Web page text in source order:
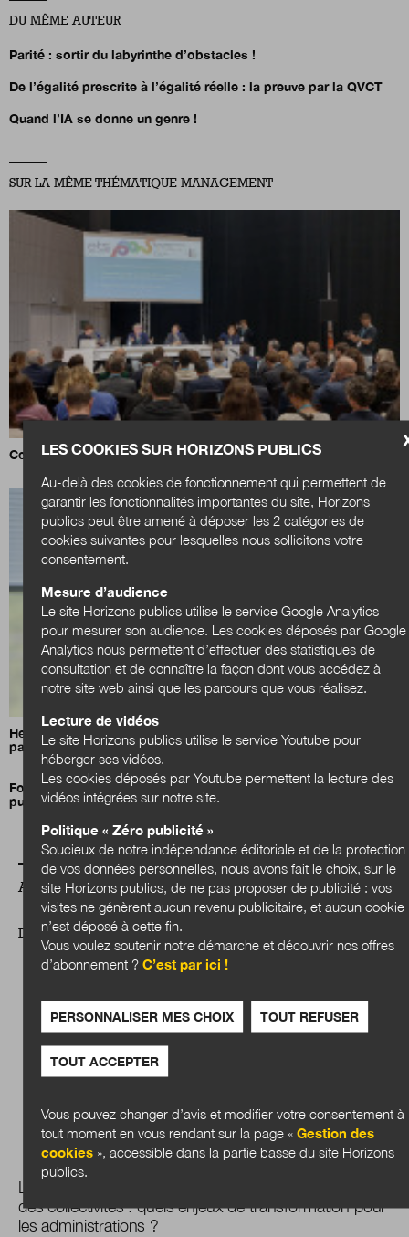
DU MÊME AUTEUR
Parité : sortir du labyrinthe d’obstacles !
De l’égalité prescrite à l’égalité réelle : la preuve par la QVCT
Quand l’IA se donne un genre !
SUR LA MÊME THÉMATIQUE MANAGEMENT
Ce que veulent les élus ?
Henri Bergeron :
«La compétence sociale est cruciale pour
passer à l’échelle une innovation.»
Former pour transformer : le grand chantier des compétences
publiques
A LIRE AUSSI
DOSSIER
Les transitions sociales et environnementales au sein
des collectivités : quels enjeux de transformation pour
les administrations ?
LES COOKIES SUR HORIZONS PUBLICS
Au-delà des cookies de fonctionnement qui permettent de
garantir les fonctionnalités importantes du site, Horizons
publics peut être amené à déposer les 2 catégories de
cookies suivantes pour lesquelles nous sollicitons votre
consentement.
Mesure d’audience
Le site Horizons publics utilise le service Google Analytics
pour mesurer son audience. Les cookies déposés par Google
Analytics nous permettent d’effectuer des statistiques de
consultation et de connaître la façon dont vous accédez à
notre site web ainsi que les parcours que vous réalisez.
Lecture de vidéos
Le site Horizons publics utilise le service Youtube pour
héberger ses vidéos.
Les cookies déposés par Youtube permettent la lecture des
vidéos intégrées sur notre site.
Politique « Zéro publicité »
Soucieux de notre indépendance éditoriale et de la protection
de vos données personnelles, nous avons fait le choix, sur le
site Horizons publics, de ne pas proposer de publicité : vos
visites ne génèrent aucun revenu publicitaire, et aucun cookie
n’est déposé à cette fin.
Vous voulez soutenir notre démarche et découvrir nos offres
d’abonnement ? C’est par ici !
PERSONNALISER MES CHOIX TOUT REFUSER
TOUT ACCEPTER
Vous pouvez changer d’avis et modifier votre consentement à
tout moment en vous rendant sur la page « Gestion des
cookies», accessible dans la partie basse du site Horizons
publics.